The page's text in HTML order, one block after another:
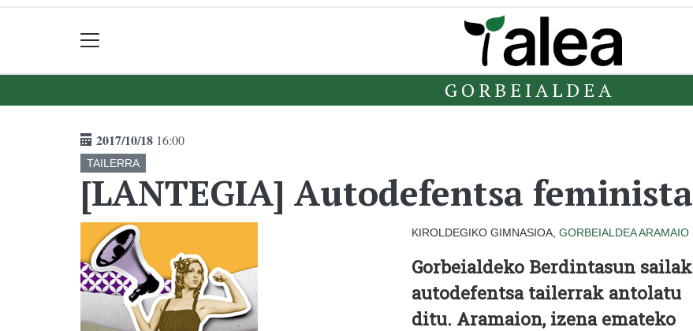
GORBEIALDEA
2017/10/18 16:00
TAILERRA
[LANTEGIA] Autodefentsa feminista
KIROLDEGIKO GIMNASIOA, GORBEIALDEAARAMAIO
Gorbeialdeko Berdintasun sailak
autodefentsa tailerrak antolatu
ditu. Aramaion, izena emateko